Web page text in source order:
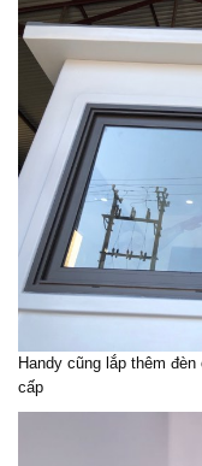
Handy cũng lắp thêm
cấp